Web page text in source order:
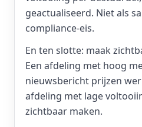
geactualiseerd. Niet als
compliance-eis.
En ten slotte: maak
Een afdeling met hoog
nieuwsbericht prijzen
afdeling met lage
zichtbaar maken.